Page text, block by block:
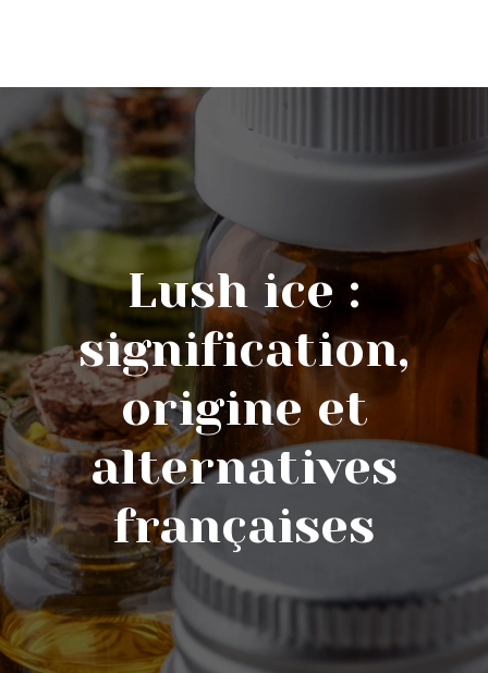
Lush ice :
signification,
origine et
alternatives
françaises